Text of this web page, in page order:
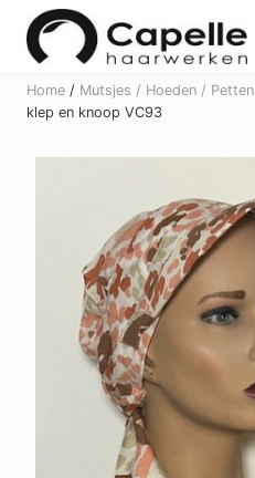
Menu
Skip
content
Skip
Home / Mutsjes / Hoeden / Petten
klep en knoop VC93